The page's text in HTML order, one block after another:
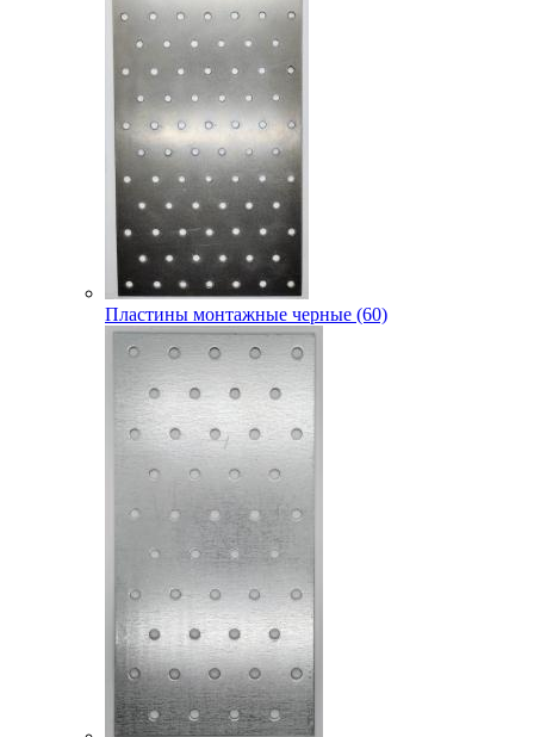
Пластины монтажные черные (60)